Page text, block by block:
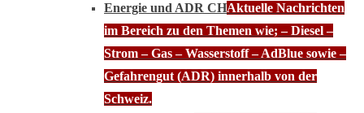
Energie und ADR CHAktuelle Nachrichten
im Bereich zu den Themen wie; – Diesel –
Strom – Gas – Wasserstoff – AdBlue sowie –
Gefahrengut (ADR) innerhalb von der
Schweiz.